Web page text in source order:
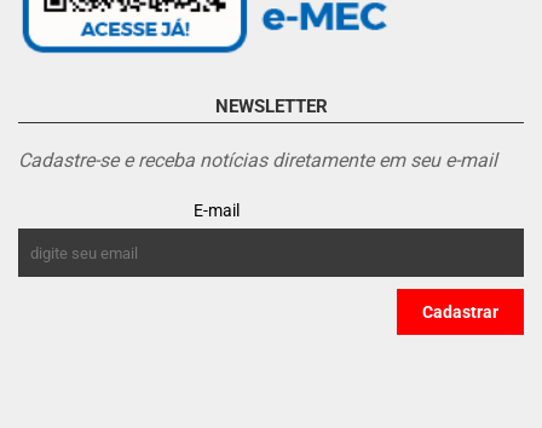
NEWSLETTER
Cadastre-se e receba notícias diretamente em seu e-mail
E-mail